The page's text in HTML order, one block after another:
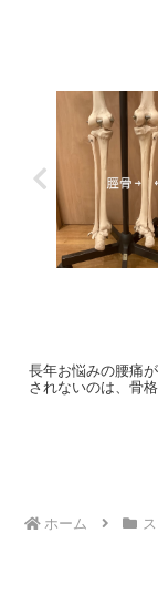
長年お悩みの腰痛
されないのは、骨
ホーム